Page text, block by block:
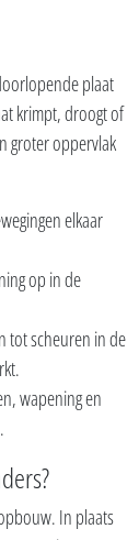
plaat
krimpt, droogt of
groter oppervlak
elkaar
op in de
tot scheuren in de
wapening en
In plaats